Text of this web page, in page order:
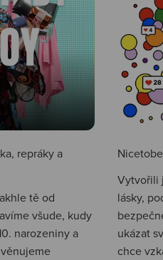
repráky a
tě od
všude, kudy
narozeniny a
Vytvořili
lásky,
ukázat
chce